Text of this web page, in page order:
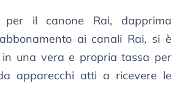
per il canone Rai, dapprima
ai canali Rai, si è
una vera e propria tassa per
apparecchi atti a ricevere le